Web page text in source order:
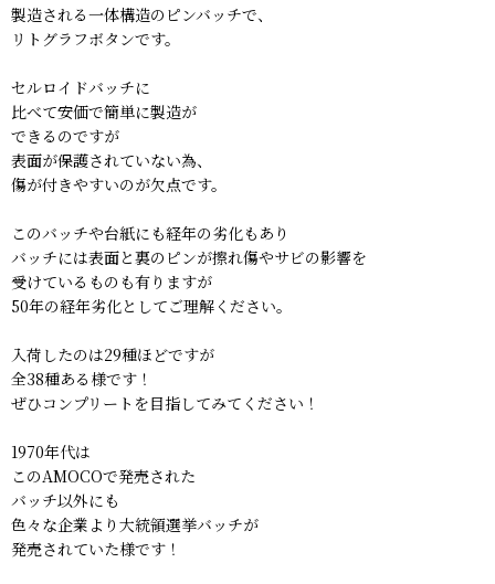
製造される一体構造のピンバッチで、
リトグラフボタンです。
セルロイドバッチに
比べて安価で簡単に製造が
できるのですが
表面が保護されていない為、
傷が付きやすいのが欠点です。
このバッチや台紙にも経年の劣化もあり
バッチには表面と裏のピンが擦れ傷やサビの影響を
受けているものも有りますが
50年の経年劣化としてご理解ください。
入荷したのは29種ほどですが
全38種ある様です！
ぜひコンプリートを目指してみてください！
1970年代は
このAMOCOで発売された
バッチ以外にも
色々な企業より大統領選挙バッチが
発売されていた様です！